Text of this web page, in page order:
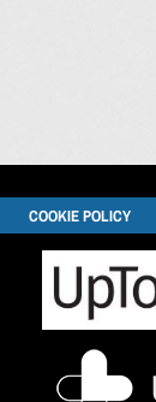
COOKIE POLICY